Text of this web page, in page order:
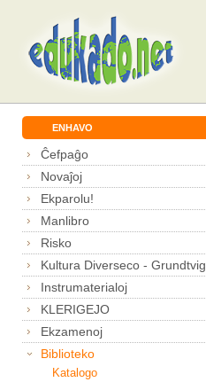
ENHAVO
Ĉefpaĝo
Novaĵoj
Ekparolu!
Manlibro
Risko
Kultura Diverseco - Grundtvig
Instrumaterialoj
KLERIGEJO
Ekzamenoj
Biblioteko
Katalogo